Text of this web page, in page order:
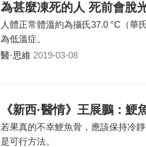
為甚麼凍死的人 死前會脫
人體正常體溫約為攝氏37.0 °C（華
為低溫症。
醫·思維 2019-03-08
《新西·醫情》王展鵬：鯁
若果真的不幸鯁魚骨，應該保持冷
是可行方法。